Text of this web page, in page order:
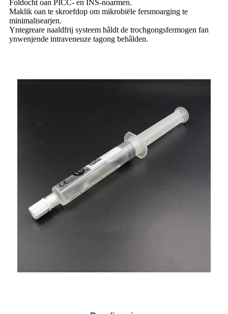
Foldocht oan PICC- en INS-noarmen.
Maklik oan te skroefdop om mikrobiële fersmoarging te
minimalisearjen.
Yntegreare naaldfrij systeem hâldt de trochgongsfermogen fan
ynwenjende intraveneuze tagong behâlden.